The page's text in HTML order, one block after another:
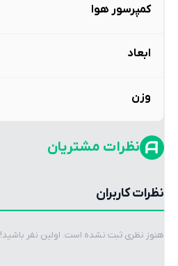
کمپرسور هوا
ابعاد
وزن
نظرات مشتریان
نظرات کاربران
هنوز نظری ثبت نشده است. اولین نفر باشید!